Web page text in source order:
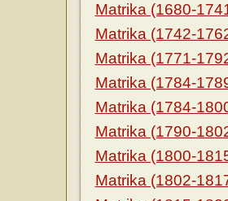
Matrika (1680-
Matrika (1742-
Matrika (1771-
Matrika (1784-
Matrika (1784-
Matrika (1790-
Matrika (1800-
Matrika (1802-